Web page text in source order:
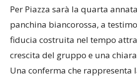
Per Piazza sarà la quarta
panchina biancorossa, a
fiducia costruita nel tempo
crescita del gruppo e una
Una conferma che rappresenta